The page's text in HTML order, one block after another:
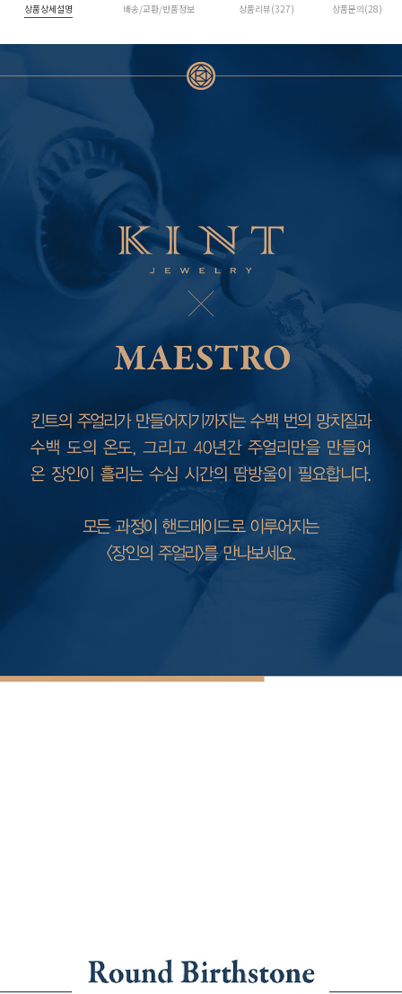
상품상세설명 배송/교환/반품정보 상품리뷰(327) 상품문의(28)